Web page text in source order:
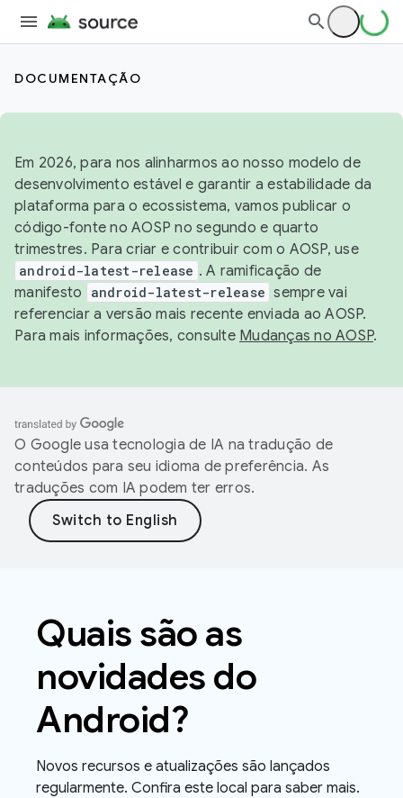
DOCUMENTAÇÃO
Em 2026, para nos alinharmos ao nosso modelo de
desenvolvimento estável e garantir a estabilidade da
plataforma para o ecossistema, vamos publicar o
código-fonte no AOSP no segundo e quarto
trimestres. Para criar e contribuir com o AOSP, use
android-latest-release . A ramificação de
manifesto
android-latest-release sempre vai
referenciar a versão mais recente enviada ao AOSP.
Para mais informações, consulte Mudanças no AOSP.
O Google usa tecnologia de IA na tradução de
conteúdos para seu idioma de preferência. As
traduções com IA podem ter erros.
Quais são as
novidades do
Android?
Novos recursos e atualizações são lançados
regularmente. Confira este local para saber mais.